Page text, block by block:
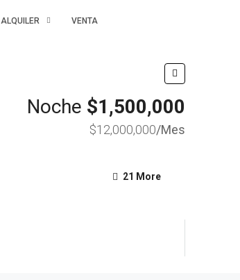
ALQUILER VENTA
Noche $1,500,000
$12,000,000/Mes
21 More